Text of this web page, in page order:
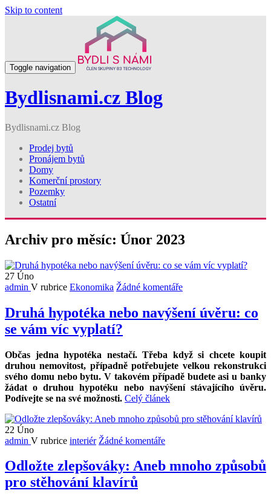
Skip to content
Toggle navigation
Bydlisnami.cz Blog
Bydlisnami.cz Blog
Prodej bytů
Pronájem bytů
Domy
Komerční prostory
Pozemky
Ostatní
Archiv pro měsíc: Únor 2023
27 Úno
admin V rubrice Ekonomika Žádné komentáře
Druhá hypotéka nebo navýšení úvěru: co
se vám víc vyplatí?
Občas jedna hypotéka nestačí. Třeba když si chcete koupit
druhou nemovitost, případně potřebujete velkou rekonstrukci
svého domu nebo bytu. V takovém případě budete asi u banky
žádat o druhou hypotéku nebo navýšení stávajícího úvěru.
Podívejte se na své možnosti. Celý článek
22 Úno
admin V rubrice interiér Žádné komentáře
Odložte zlepšováky: Aneb mnoho způsobů
pro stěhování klavírů